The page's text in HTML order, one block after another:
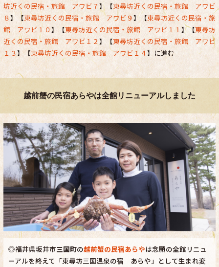
坊近くの民宿・旅館 アワビ７ 】【東尋坊近くの民宿・旅館 アワビ
８】【東尋坊近くの民宿・旅館 アワビ９】【東尋坊近くの民宿・旅
館 アワビ１０】【東尋坊近くの民宿・旅館 アワビ１１】【東尋坊
近くの民宿・旅館 アワビ１２】【東尋坊近くの民宿・旅館 アワビ
１３】【東尋坊近くの民宿・旅館 アワビ１４】に進む
越前蟹の民宿あらやは全館リニューアルしました
◎福井県坂井市三国町の越前蟹の民宿あらやは念願の全館リニュ
ーアルを終えて「東尋坊三国温泉の宿 あらや」として生まれ変